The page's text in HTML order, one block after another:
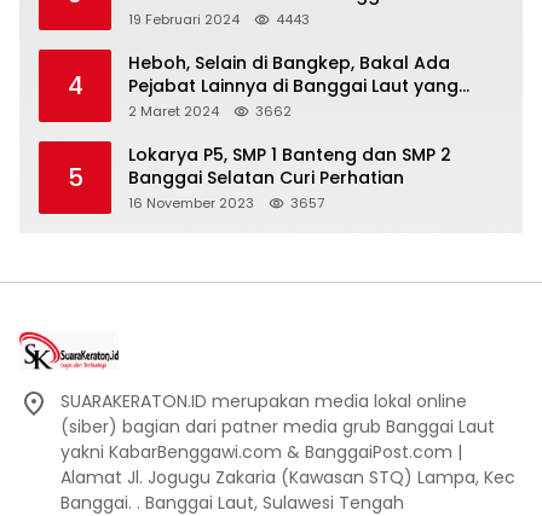
19 Februari 2024 4443
4
Heboh, Selain di Bangkep, Bakal Ada
Pejabat Lainnya di Banggai Laut yang
Bakal di Ciduk, Bagini Kata Kapolres!
2 Maret 2024 3662
5
Lokarya P5, SMP 1 Banteng dan SMP 2
Banggai Selatan Curi Perhatian
16 November 2023 3657
SUARAKERATON.ID merupakan media lokal online
(siber) bagian dari patner media grub Banggai Laut
yakni KabarBenggawi.com & BanggaiPost.com |
Alamat Jl. Jogugu Zakaria (Kawasan STQ) Lampa, Kec
Banggai. . Banggai Laut, Sulawesi Tengah